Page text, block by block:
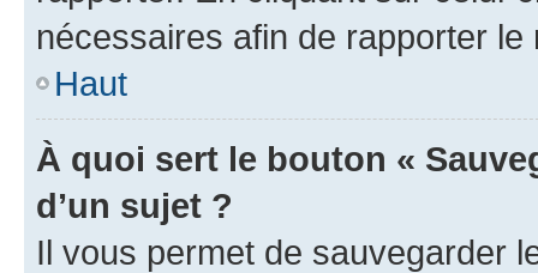
nécessaires afin de rapporter le
Haut
À quoi sert le bouton «
d’un sujet ?
Il vous permet de sauvegarder